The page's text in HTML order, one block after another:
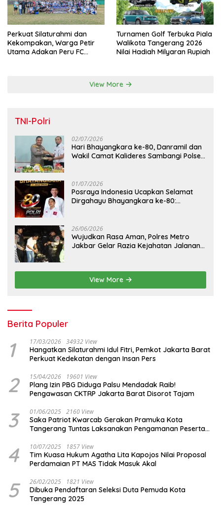
Perkuat Silaturahmi dan
Kekompakan, Warga Petir
Utama Adakan Peru FC
Turnamen Golf Terbuka Piala
Walikota Tangerang 2026
Nilai Hadiah Milyaran Rupiah
View More
TNI-Polri
02/07/2026
Hari Bhayangkara ke-80, Danramil dan
Wakil Camat Kalideres Sambangi Polsek
01/07/2026
Posraya Indonesia Ucapkan Selamat
Dirgahayu Bhayangkara ke-80:
26/06/2026
Wujudkan Rasa Aman, Polres Metro
Jakbar Gelar Razia Kejahatan Jalanan
View More
Berita Populer
1 17/03/2026 34932 View
Hangatkan Silaturahmi Idul Fitri, Pemkot Jakarta Barat
Perkuat Kedekatan dengan Insan Pers
2 15/04/2026 19601 View
Plang Izin PBG Diduga Palsu Mendadak Raib!
Pengawasan CKTRP Jakarta Barat Disorot Tajam
3 01/06/2025 2160 View
Saka Patriot Kwarcab Gerakan Pramuka Kota
Tangerang Tuntas Laksanakan Pengamanan Peserta
4 10/07/2025 1857 View
Tim Kuasa Hukum Agatha Lita Kapojos Nilai Proposal
Perdamaian PT MAS Tidak Masuk Akal
5 26/02/2025 1821 View
Dibuka Pendaftaran Seleksi Duta Pemuda Kota
Tangerang 2025